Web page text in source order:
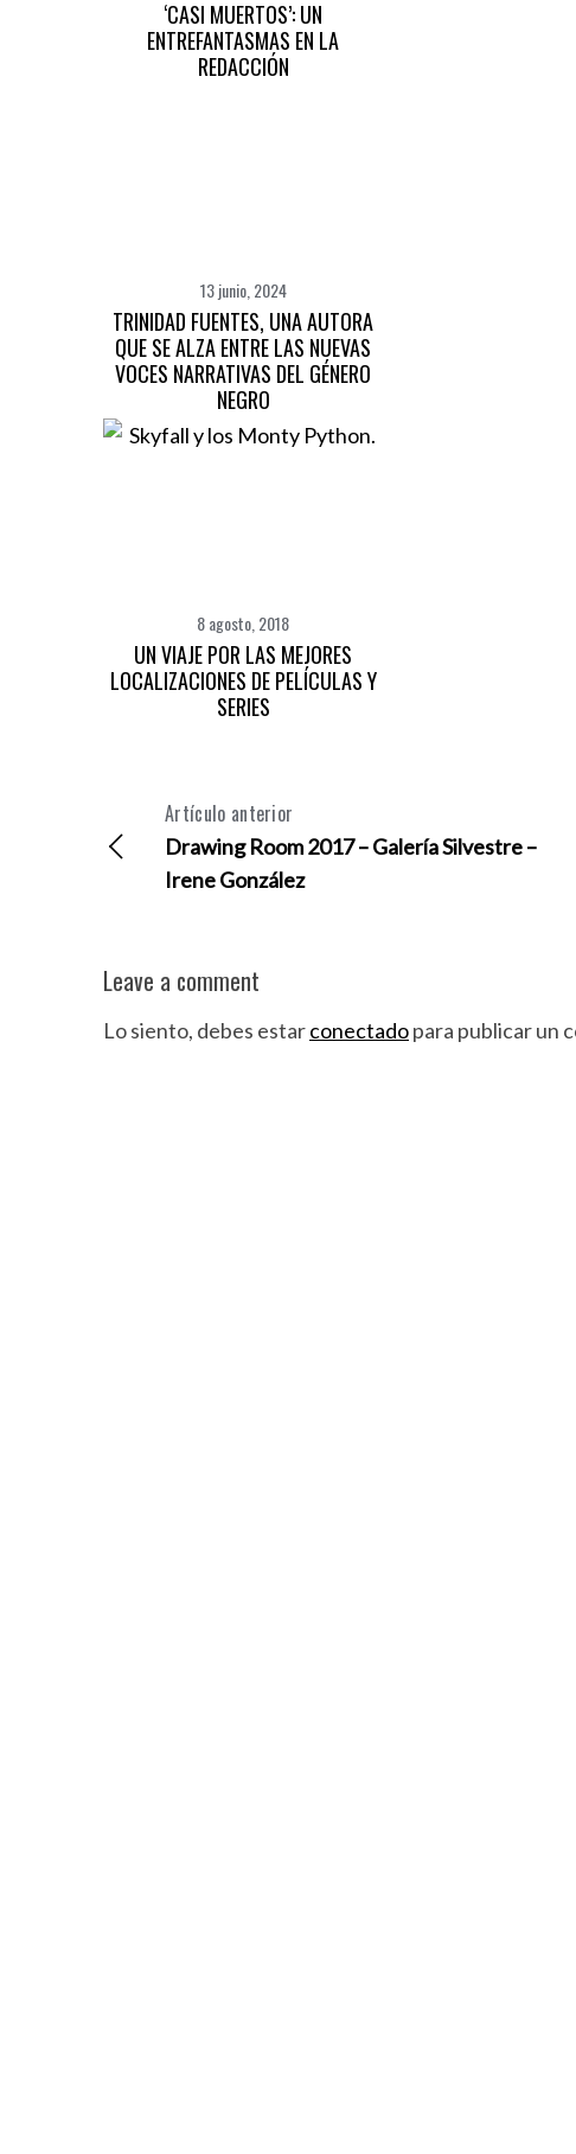
‘CASI MUERTOS’: UN
ENTREFANTASMAS EN LA
REDACCIÓN
13 junio, 2024
TRINIDAD FUENTES, UNA AUTORA
QUE SE ALZA ENTRE LAS NUEVAS
VOCES NARRATIVAS DEL GÉNERO
NEGRO
8 agosto, 2018
UN VIAJE POR LAS MEJORES
LOCALIZACIONES DE PELÍCULAS Y
SERIES
Artículo anterior
Drawing Room 2017 – Galería Silvestre –
Irene González
Leave a comment
Lo siento, debes estarconectadopara publicar un
r
: